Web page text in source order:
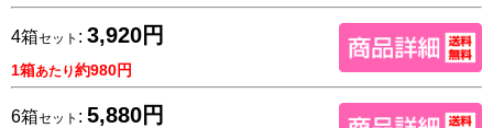
4箱セット : 3,920円
1箱あたり約980円
6箱セット : 5,880円